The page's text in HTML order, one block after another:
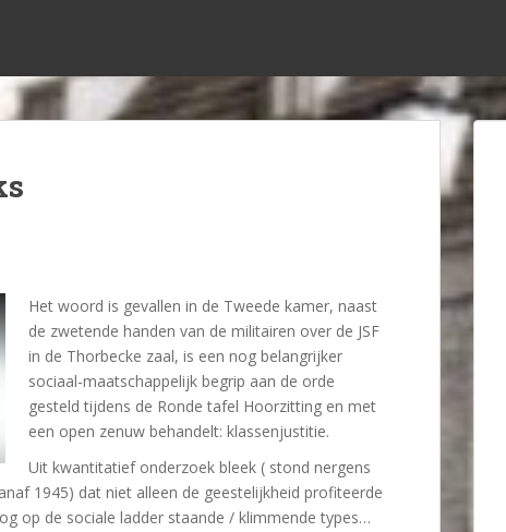
Het woord is gevallen in de Tweede kamer, naast
de zwetende handen van de militairen over de JSF
in de Thorbecke zaal, is een nog belangrijker
sociaal-maatschappelijk begrip aan de orde
gesteld tijdens de Ronde tafel Hoorzitting en met
een open zenuw behandelt: klassenjustitie.
Uit kwantitatief onderzoek bleek ( stond nergens
1945) dat niet alleen de geestelijkheid profiteerde
op de sociale ladder staande / klimmende types…